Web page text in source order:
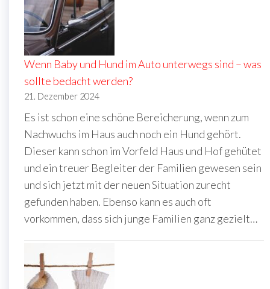
Wenn Baby und Hund im Auto unterwegs sind – was
sollte bedacht werden?
21. Dezember 2024
Es ist schon eine schöne Bereicherung, wenn zum
Nachwuchs im Haus auch noch ein Hund gehört.
Dieser kann schon im Vorfeld Haus und Hof gehütet
und ein treuer Begleiter der Familien gewesen sein
und sich jetzt mit der neuen Situation zurecht
gefunden haben. Ebenso kann es auch oft
vorkommen, dass sich junge Familien ganz gezielt…